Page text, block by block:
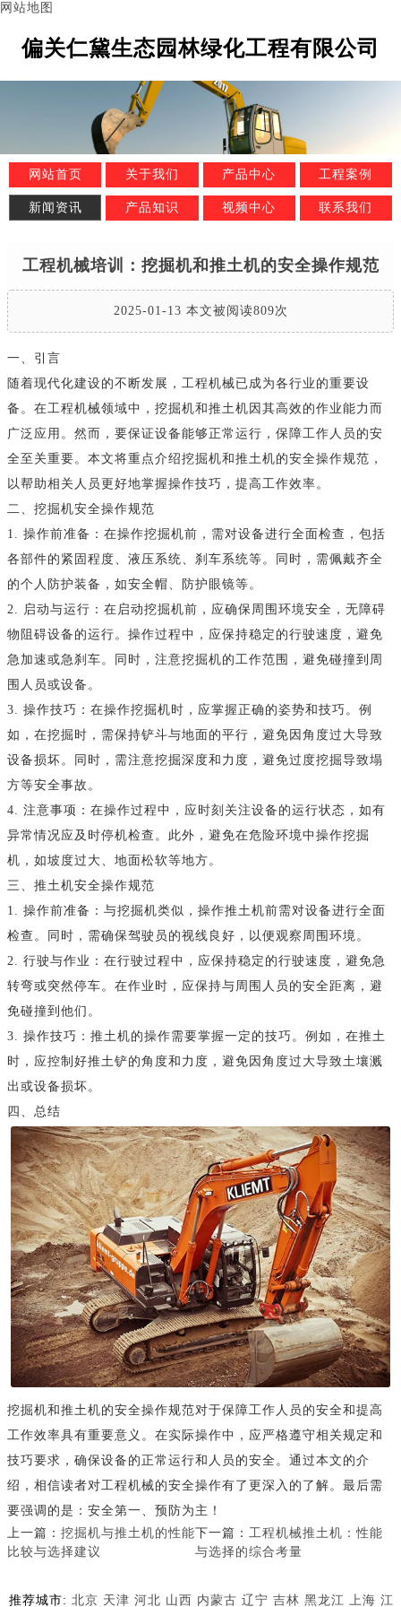
网站地图
偏关仁黛生态园林绿化工程有限公司
网站首页 关于我们 产品中心 工程案例
新闻资讯 产品知识 视频中心 联系我们
工程机械培训：挖掘机和推土机的安全操作规范
2025-01-13 本文被阅读809次
一、引言
随着现代化建设的不断发展，工程机械已成为各行业的重要设
备。在工程机械领域中，挖掘机和推土机因其高效的作业能力而
广泛应用。然而，要保证设备能够正常运行，保障工作人员的安
全至关重要。本文将重点介绍挖掘机和推土机的安全操作规范，
以帮助相关人员更好地掌握操作技巧，提高工作效率。
二、挖掘机安全操作规范
1. 操作前准备：在操作挖掘机前，需对设备进行全面检查，包括
各部件的紧固程度、液压系统、刹车系统等。同时，需佩戴齐全
的个人防护装备，如安全帽、防护眼镜等。
2. 启动与运行：在启动挖掘机前，应确保周围环境安全，无障碍
物阻碍设备的运行。操作过程中，应保持稳定的行驶速度，避免
急加速或急刹车。同时，注意挖掘机的工作范围，避免碰撞到周
围人员或设备。
3. 操作技巧：在操作挖掘机时，应掌握正确的姿势和技巧。例
如，在挖掘时，需保持铲斗与地面的平行，避免因角度过大导致
设备损坏。同时，需注意挖掘深度和力度，避免过度挖掘导致塌
方等安全事故。
4. 注意事项：在操作过程中，应时刻关注设备的运行状态，如有
异常情况应及时停机检查。此外，避免在危险环境中操作挖掘
机，如坡度过大、地面松软等地方。
三、推土机安全操作规范
1. 操作前准备：与挖掘机类似，操作推土机前需对设备进行全面
检查。同时，需确保驾驶员的视线良好，以便观察周围环境。
2. 行驶与作业：在行驶过程中，应保持稳定的行驶速度，避免急
转弯或突然停车。在作业时，应保持与周围人员的安全距离，避
免碰撞到他们。
3. 操作技巧：推土机的操作需要掌握一定的技巧。例如，在推土
时，应控制好推土铲的角度和力度，避免因角度过大导致土壤溅
出或设备损坏。
四、总结
挖掘机和推土机的安全操作规范对于保障工作人员的安全和提高
工作效率具有重要意义。在实际操作中，应严格遵守相关规定和
技巧要求，确保设备的正常运行和人员的安全。通过本文的介
绍，相信读者对工程机械的安全操作有了更深入的了解。最后需
要强调的是：安全第一、预防为主！
上一篇： 挖掘机与推土机的性能
比较与选择建议
下一篇： 工程机械推土机：性能
与选择的综合考量
推荐城市: 北京 天津 河北 山西 内蒙古 辽宁 吉林 黑龙江 上海 江